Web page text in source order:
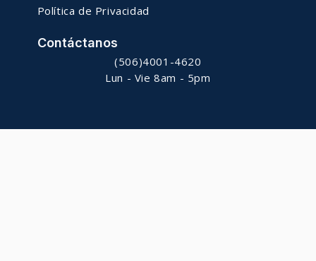
Política de Privacidad
Contáctanos
(506)4001-4620
Lun - Vie 8am - 5pm